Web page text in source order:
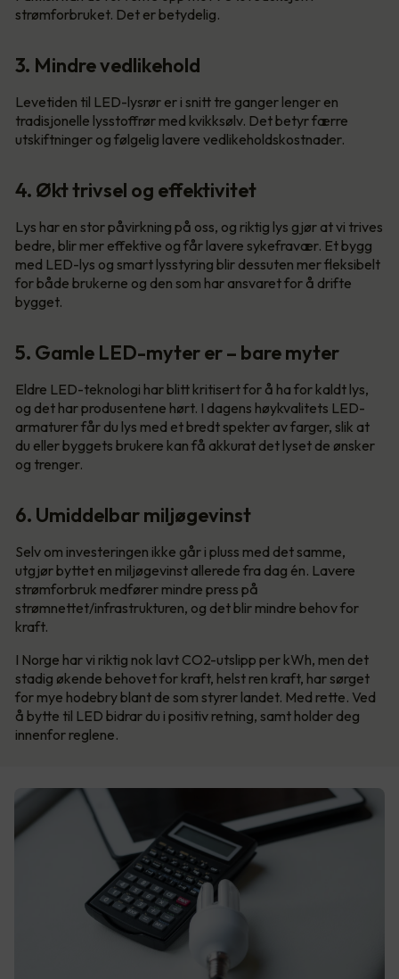
strømforbruket. Det er betydelig.
3. Mindre vedlikehold
Levetiden til LED-lysrør er i snitt tre ganger lenger en
tradisjonelle lysstoffrør med kvikksølv. Det betyr færre
utskiftninger og følgelig lavere vedlikeholdskostnader.
4. Økt trivsel og effektivitet
Lys har en stor påvirkning på oss, og riktig lys gjør at vi trives
bedre, blir mer effektive og får lavere sykefravær. Et bygg
med LED-lys og smart lysstyring blir dessuten mer fleksibelt
for både brukerne og den som har ansvaret for å drifte
bygget.
5. Gamle LED-myter er – bare myter
Eldre LED-teknologi har blitt kritisert for å ha for kaldt lys,
og det har produsentene hørt. I dagens høykvalitets LED-
armaturer får du lys med et bredt spekter av farger, slik at
du eller byggets brukere kan få akkurat det lyset de ønsker
og trenger.
6. Umiddelbar miljøgevinst
Selv om investeringen ikke går i pluss med det samme,
utgjør byttet en miljøgevinst allerede fra dag én. Lavere
strømforbruk medfører mindre press på
strømnettet/infrastrukturen, og det blir mindre behov for
kraft.
I Norge har vi riktig nok lavt CO2-utslipp per kWh, men det
stadig økende behovet for kraft, helst ren kraft, har sørget
for mye hodebry blant de som styrer landet. Med rette. Ved
å bytte til LED bidrar du i positiv retning, samt holder deg
innenfor reglene.